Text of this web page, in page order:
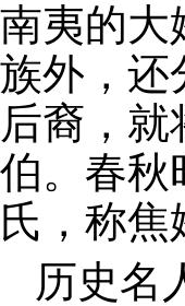
南夷的大
族外，还
后裔，
伯。春秋
氏，称焦
历史名